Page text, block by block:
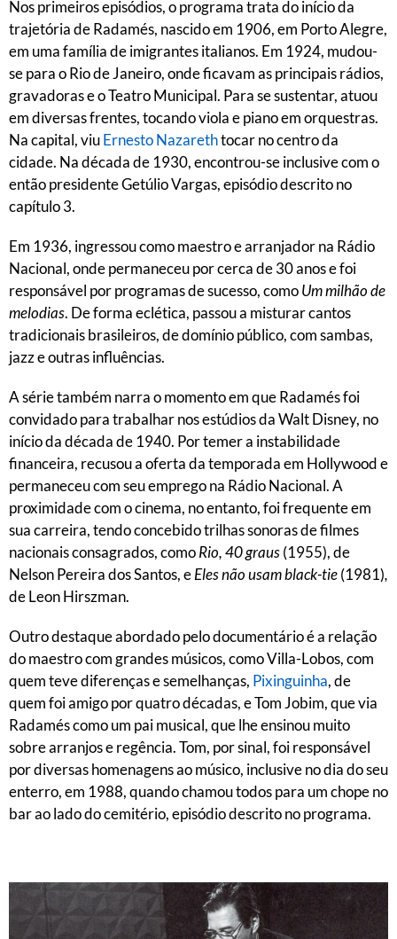
Nos primeiros episódios, o programa trata do início da
trajetória de Radamés, nascido em 1906, em Porto Alegre,
em uma família de imigrantes italianos. Em 1924, mudou-
se para o Rio de Janeiro, onde ficavam as principais rádios,
gravadoras e o Teatro Municipal. Para se sustentar, atuou
em diversas frentes, tocando viola e piano em orquestras.
Na capital, viuErnesto Nazarethtocar no centro da
cidade. Na década de 1930, encontrou-se inclusive com o
então presidente Getúlio Vargas, episódio descrito no
capítulo 3.
Em 1936, ingressou como maestro e arranjador na Rádio
Nacional, onde permaneceu por cerca de 30 anos e foi
responsável por programas de sucesso, comoUm milhão de
melodias. De forma eclética, passou a misturar cantos
tradicionais brasileiros, de domínio público, com sambas,
jazz e outras influências.
A série também narra o momento em que Radamés foi
convidado para trabalhar nos estúdios da Walt Disney, no
início da década de 1940. Por temer a instabilidade
financeira, recusou a oferta da temporada em Hollywood e
permaneceu com seu emprego na Rádio Nacional. A
proximidade com o cinema, no entanto, foi frequente em
sua carreira, tendo concebido trilhas sonoras de filmes
nacionais consagrados, comoRio, 40 graus(1955), de
Nelson Pereira dos Santos, eEles não usam black-tie(1981),
de Leon Hirszman.
Outro destaque abordado pelo documentário é a relação
do maestro com grandes músicos, como Villa-Lobos, com
quem teve diferenças e semelhanças, Pixinguinha, de
quem foi amigo por quatro décadas, e Tom Jobim, que via
Radamés como um pai musical, que lhe ensinou muito
sobre arranjos e regência. Tom, por sinal, foi responsável
por diversas homenagens ao músico, inclusive no dia do seu
enterro, em 1988, quando chamou todos para um chope no
bar ao lado do cemitério, episódio descrito no programa.